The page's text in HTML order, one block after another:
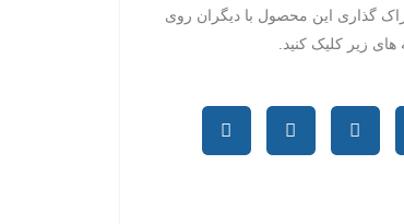
گذاری این محصول با دیگران روی
های زیر کلیک کنید.